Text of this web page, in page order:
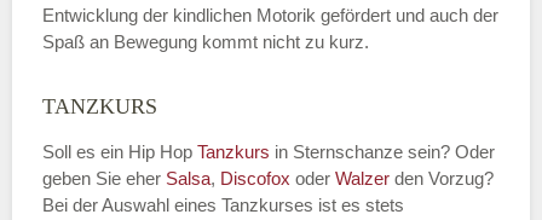
Kontakt E-Mail
Entwicklung der kindlichen Motorik gefördert und auch der
Spaß an Bewegung kommt nicht zu kurz.
TANZKURS
Soll es ein Hip Hop Tanzkurs in Sternschanze sein? Oder
geben Sie eher Salsa, Discofox oder Walzer den Vorzug?
Bei der Auswahl eines Tanzkurses ist es stets